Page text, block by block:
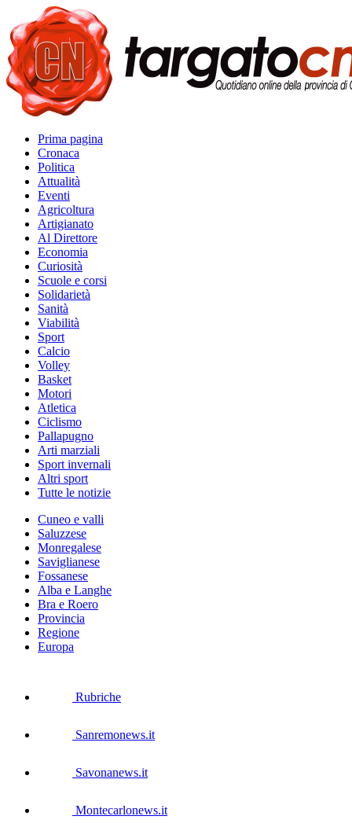
Prima pagina
Cronaca
Politica
Attualità
Eventi
Agricoltura
Artigianato
Al Direttore
Economia
Curiosità
Scuole e corsi
Solidarietà
Sanità
Viabilità
Sport
Calcio
Volley
Basket
Motori
Atletica
Ciclismo
Pallapugno
Arti marziali
Sport invernali
Altri sport
Tutte le notizie
Cuneo e valli
Saluzzese
Monregalese
Saviglianese
Fossanese
Alba e Langhe
Bra e Roero
Provincia
Regione
Europa
Rubriche
Sanremonews.it
Savonanews.it
Montecarlonews.it